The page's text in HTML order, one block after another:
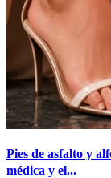
Pies de asfalto y
médica y el...